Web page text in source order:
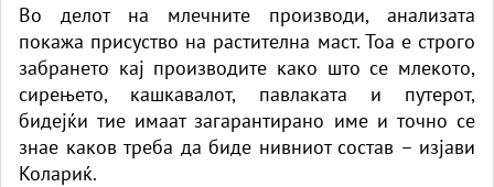
Во делот на млечните производи, анализата
покажа присуство на растителна маст. Тоа е строго
забрането кај производите како што се млекото,
сирењето, кашкавалот, павлаката и путерот,
бидејќи тие имаат загарантирано име и точно се
знае каков треба да биде нивниот состав – изјави
Колариќ.